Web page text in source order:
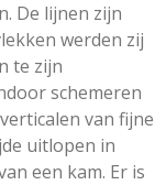
De lijnen zijn
werden zij
te zijn
schemeren
van fijne
uitlopen in
een kam. Er is